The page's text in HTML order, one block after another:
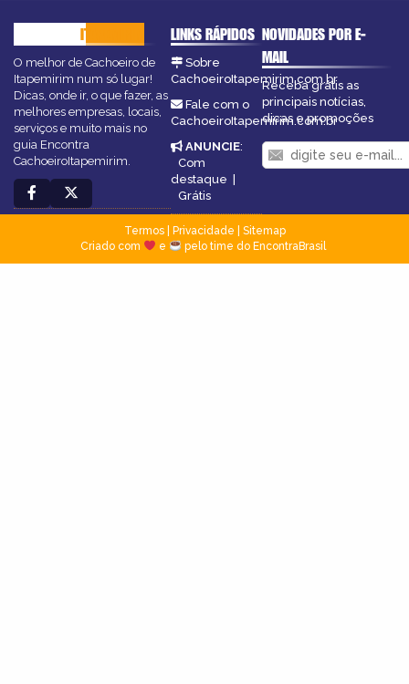
ITAPEMIRIM
O melhor de Cachoeiro de
Itapemirim num só lugar!
Dicas, onde ir, o que fazer, as
melhores empresas, locais,
serviços e muito mais no
guia Encontra
CachoeiroItapemirim.
LINKS RÁPIDOS
Sobre
CachoeiroItapemirim.com.br
Fale com o
CachoeiroItapemirim.com.br
ANUNCIE:
Com
destaque |
Grátis
NOVIDADES POR E-
MAIL
Receba grátis as
principais notícias,
dicas e promoções
Termos| Privacidade
Sitemap
Criado com
e pelo time do EncontraBrasil